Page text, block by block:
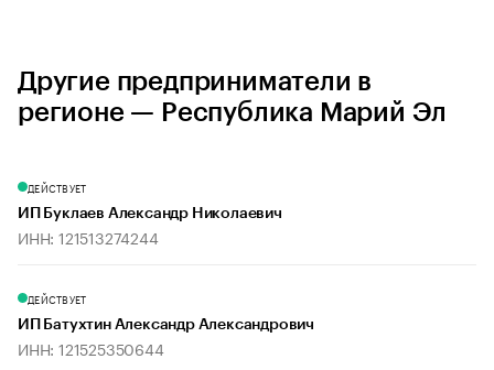
Другие предприниматели в
регионе — Республика Марий Эл
ДЕЙСТВУЕТ
ИП Буклаев Александр Николаевич
ИНН: 121513274244
ДЕЙСТВУЕТ
ИП Батухтин Александр Александрович
ИНН: 121525350644